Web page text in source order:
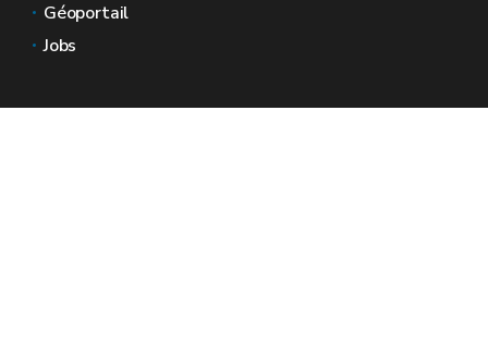
Géoportail
Jobs